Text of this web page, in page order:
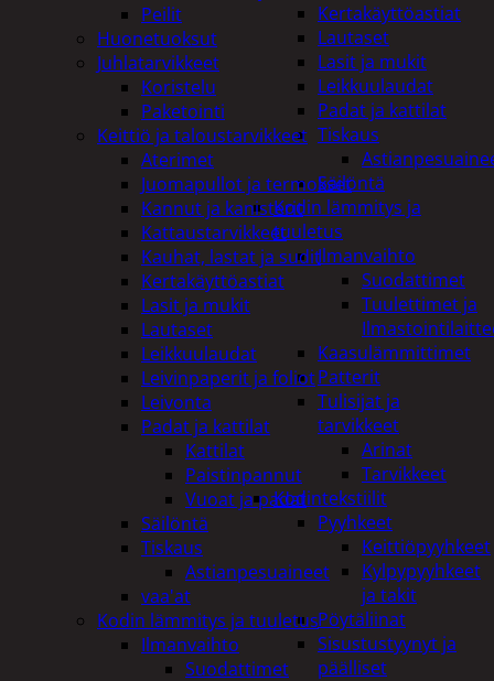
Kertakäyttöastiat
Lautaset
Lasit ja mukit
Leikkuulaudat
Padat ja kattilat
Tiskaus
Säilöntä
Kodin lämmitys ja
tuuletus
Ilmanvaihto
Suodattimet
Tuulettimet ja
Kaasulämmittimet
Patterit
Tulisijat ja
tarvikkeet
Arinat
Tarvikkeet
Kodintekstiilit
Pyyhkeet
Keittiöpyyhkeet
Kylpypyyhkeet
ja takit
Pöytäliinat
Sisustustyynyt ja
päälliset
Peilit
Huonetuoksut
Juhlatarvikkeet
Koristelu
Paketointi
Keittiö ja taloustarvikkeet
Aterimet
Juomapullot ja termokset
Kannut ja kanisterit
Kattaustarvikkeet
Kauhat, lastat ja sudit
Kertakäyttöastiat
Lasit ja mukit
Lautaset
Leikkuulaudat
Leivinpaperit ja foliot
Leivonta
Padat ja kattilat
Kattilat
Paistinpannut
Vuoat ja padat
Säilöntä
Tiskaus
Astianpesuaineet
vaa'at
Kodin lämmitys ja tuuletus
Ilmanvaihto
Suodattimet